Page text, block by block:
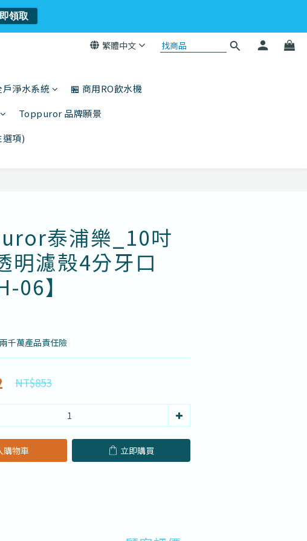
繁體中文
戶淨水系統
🏪 商用RO飲水機
Toppuror 品牌願景
項)
泰浦樂_10吋
明濾殼4分牙口
06】
千萬產品責任險
NT$853
購物車 立即購買
領取